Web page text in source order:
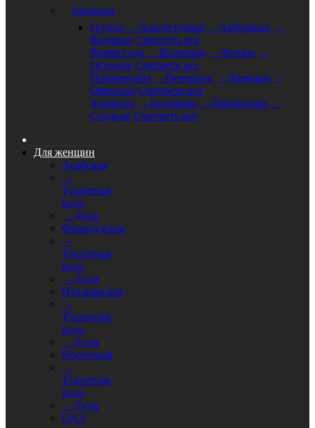
Ароматы
Группа
- Альдегидные - Амбровые
-
Водяные Смотреть все
Время года
- Весенние - Летние
-
Осенние Смотреть все
Применения
- Вечерние - Дневные
-
Офисные Смотреть все
Характер
- Бодрящие - Пикантные
-
Сладкие Смотреть все
Для женщин
Арабская
-
Туалетная
вода
- Духи
Французская
-
Туалетная
вода
- Духи
Итальянская
-
Туалетная
вода
- Духи
Восточная
-
Туалетная
вода
- Духи
ОАЭ